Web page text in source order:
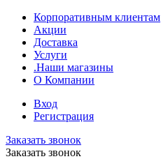
Корпоративным клиентам
Акции
Доставка
Услуги
.Наши магазины
О Компании
Вход
Регистрация
Заказать звонок
Заказать звонок